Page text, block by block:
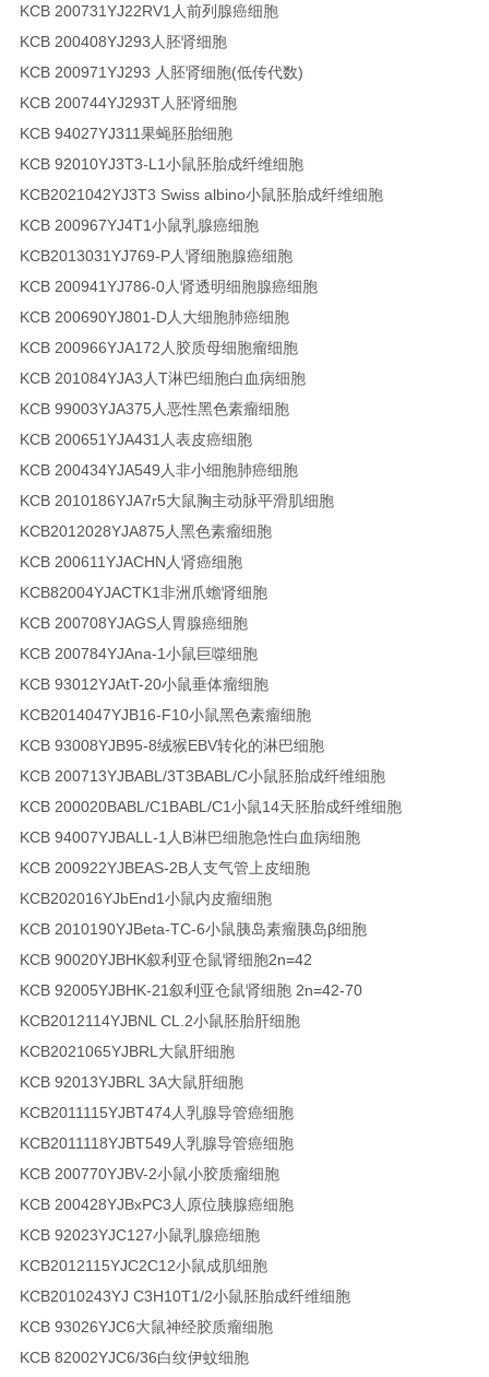
KCB 200731YJ22RV1 人前列腺癌细胞
KCB 200408YJ293 人胚肾细胞
KCB 200971YJ293 人胚肾细胞(低传代数)
KCB 200744YJ293T人胚肾细胞
KCB 94027YJ311果蝇胚胎细胞
KCB 92010YJ3T3-L1小鼠胚胎成纤维细胞
KCB2021042YJ3T3 Swiss albino小鼠胚胎成纤维细胞
KCB 200967YJ4T1小鼠乳腺癌细胞
KCB2013031YJ769-P人肾细胞腺癌细胞
KCB 200941YJ786-0人肾透明细胞腺癌细胞
KCB 200690YJ801-D人大细胞肺癌细胞
KCB 200966YJA172 人胶质母细胞瘤细胞
KCB 201084YJA3 人T淋巴细胞白血病细胞
KCB 99003YJA375 人恶性黑色素瘤细胞
KCB 200651YJA431 人表皮癌细胞
KCB 200434YJA549 人非小细胞肺癌细胞
KCB 2010186YJA7r5大鼠胸主动脉平滑肌细胞
KCB2012028YJA875 人黑色素瘤细胞
KCB 200611YJACHN 人肾癌细胞
KCB82004YJACTK1非洲爪蟾肾细胞
KCB 200708YJAGS人胃腺癌细胞
KCB 200784YJAna-1小鼠巨噬细胞
KCB 93012YJAtT-20小鼠垂体瘤细胞
KCB2014047YJB16-F10小鼠黑色素瘤细胞
KCB 93008YJB95-8绒猴EBV转化的淋巴细胞
KCB 200713YJBABL/3T3BABL/C小鼠胚胎成纤维细胞
KCB 200020BABL/C1 BABL/C1小鼠14天胚胎成纤维细胞
KCB 94007YJBALL-1 人B淋巴细胞急性白血病细胞
KCB 200922YJBEAS-2B人支气管上皮细胞
KCB202016YJbEnd1小鼠内皮瘤细胞
KCB 2010190YJBeta-TC-6小鼠胰岛素瘤胰岛β细胞
KCB 90020YJBHK叙利亚仓鼠肾细胞2n=42
KCB 92005YJBHK-21叙利亚仓鼠肾细胞 2n=42-70
KCB2012114YJBNL CL.2小鼠胚胎肝细胞
KCB2021065YJBRL 大鼠肝细胞
KCB 92013YJBRL 3A大鼠肝细胞
KCB2011115YJBT474人乳腺导管癌细胞
KCB2011118YJBT549 人乳腺导管癌细胞
KCB 200770YJBV-2小鼠小胶质瘤细胞
KCB 200428YJBxPC3 人原位胰腺癌细胞
KCB 92023YJC127小鼠乳腺癌细胞
KCB2012115YJC2C12小鼠成肌细胞
KCB2010243YJ C3H10T1/2小鼠胚胎成纤维细胞
KCB 93026YJC6大鼠神经胶质瘤细胞
KCB 82002YJC6/36白纹伊蚊细胞